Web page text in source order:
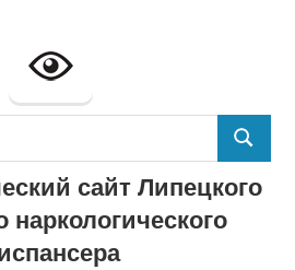
сайт
ГУЗ
"Липецкий
областной
ПОИСК
сайт Липецкого
наркологического